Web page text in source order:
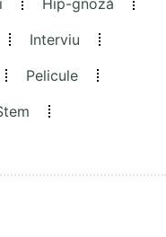
Interviu
Pelicule